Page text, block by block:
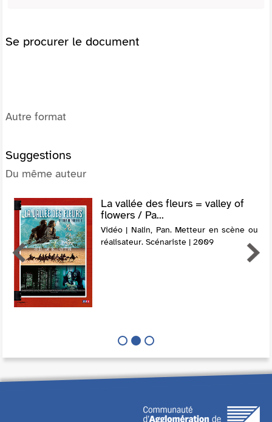
Se procurer le document
Autre format
Suggestions
Du même auteur
La vallée des fleurs = valley of
flowers / Pa...
Vidéo | Nalin, Pan. Metteur en scène ou
réalisateur. Scénariste | 2009